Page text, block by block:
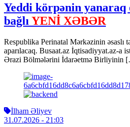
Yeddi körpənin yanaraq
bağlı YENİ XƏBƏR
Respublika Perinatal Mərkəzinin əsaslı
aparılacaq. Busaat.az İqtisadiyyat.az-a
Ərazi Bölmələrini İdarəetmə Birliyinin
İlham Əliyev
31.07.2026 - 21:03